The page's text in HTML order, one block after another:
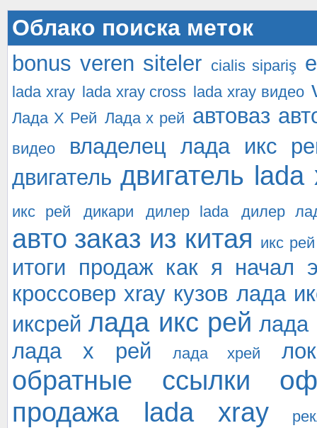
Облако поиска меток
bonus veren siteler cialis sipariş
lada xray lada xray cross lada xray видео
Лада Х Рей Лада х рей автоваз
видео
владелец лада икс
двигатель двигатель lada
икс рей дикари дилер lada дилер
авто заказ из китая икс рей
итоги продаж как я начал
кроссовер xray кузов лада
иксрей лада икс рей лада
лада х рей
лада хрей
обратные ссылки
продажа lada xray